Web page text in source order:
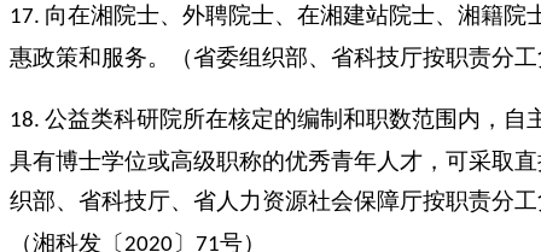
17. 向在湘院士、外聘院士、在湘建站院士、湘籍
惠政策和服务。（省委组织部、省科技厅按职责分
18. 公益类科研院所在核定的编制和职数范围内，
具有博士学位或高级职称的优秀青年人才，可采取
织部、省科技厅、省人力资源社会保障厅按职责分
（湘科发〔2020〕 71号）